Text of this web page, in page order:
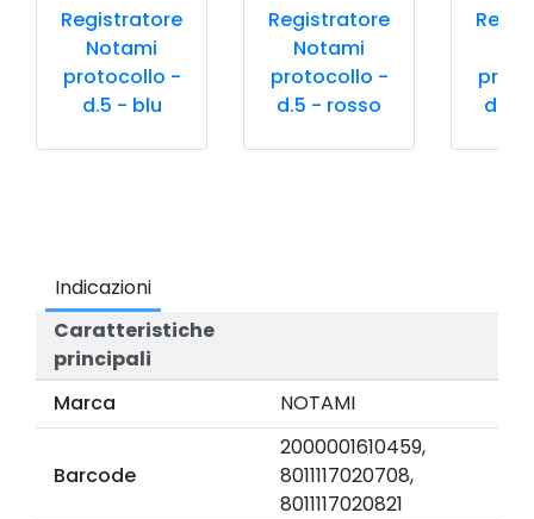
Registratore
Notami
protocollo -
d.5 - blu
Registratore
Notami
protocollo -
d.5 - rosso
d.5 -
Indicazioni
Caratteristiche
principali
Marca
NOTAMI
Barcode
2000001610459,
8011117020708,
8011117020821